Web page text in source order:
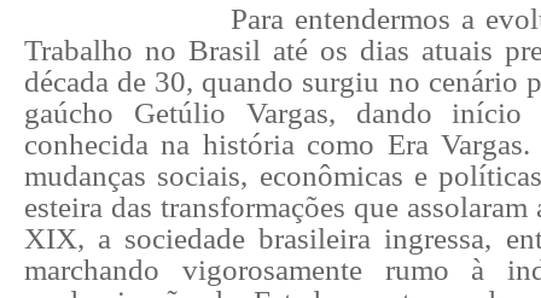
Para entendermos a
Trabalho no Brasil até os dias atuais
década de 30, quando surgiu no cenário
gaúcho Getúlio Vargas, dando
conhecida na história como Era
mudanças sociais, econômicas e
esteira das transformações que
XIX, a sociedade brasileira ingressa,
marchando vigorosamente rumo à